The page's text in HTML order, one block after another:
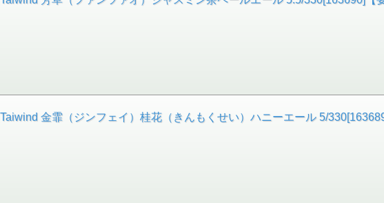
金霏（ジンフェイ）桂花（きんもくせい）ハニーエール 5/